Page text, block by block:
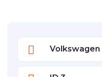
Volkswagen